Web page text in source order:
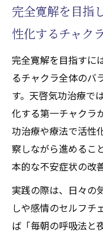
完全寛解を目指
性化するチャク
完全寛解を目指すに
るチャクラ全体のバ
す。天啓気功治療で
化する第一チャクラ
功治療や療法で活性
察しながら進めるこ
本的な不安症状の改
実践の際は、日々の
しや感情のセルフチ
ば「毎朝の呼吸法と